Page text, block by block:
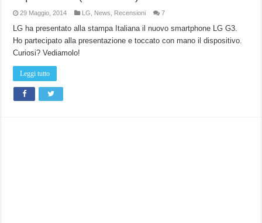
29 Maggio, 2014 LG News Recensioni 7
LG ha presentato alla stampa Italiana il nuovo smartphone LG G3.
Ho partecipato alla presentazione e toccato con mano il dispositivo.
Curiosi? Vediamolo!
Leggi tutto